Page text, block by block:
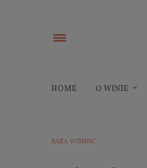
HOME O WINIE
BAZA WINNIC